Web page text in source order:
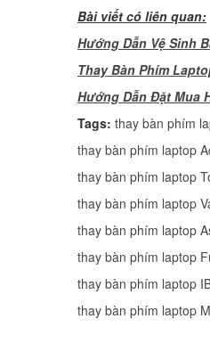
Bài viết có liên quan:
Hướng Dẫn Vệ Sinh
Thay Bàn Phím
Hướng Dẫn Đặt Mua
Tags: thay bàn phím
thay bàn phím laptop
thay bàn phím laptop
thay bàn phím laptop
thay bàn phím laptop
thay bàn phím laptop
thay bàn phím laptop
thay bàn phím laptop